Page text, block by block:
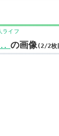
ライフ
の画像(2/2枚